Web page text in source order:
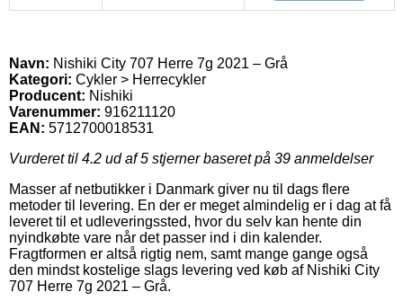
Navn: Nishiki City 707 Herre 7g 2021 – Grå
Kategori: Cykler > Herrecykler
Producent: Nishiki
Varenummer: 916211120
EAN: 5712700018531
Vurderet til 4.2 ud af 5 stjerner baseret på 39 anmeldelser
Masser af netbutikker i Danmark giver nu til dags flere
metoder til levering. En der er meget almindelig er i dag at få
leveret til et udleveringssted, hvor du selv kan hente din
nyindkøbte vare når det passer ind i din kalender.
Fragtformen er altså rigtig nem, samt mange gange også
den mindst kostelige slags levering ved køb af Nishiki City
707 Herre 7g 2021 – Grå.